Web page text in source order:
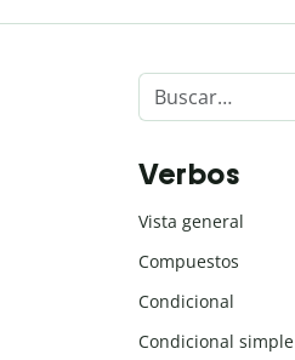
Verbos
Vista general
Compuestos
Condicional
Condicional simple